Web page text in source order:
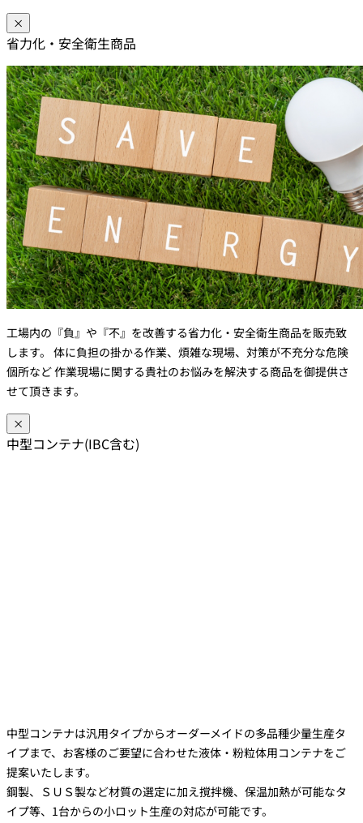
×
省力化・安全衛生商品
工場内の『負』や『不』を改善する省力化・安全衛生商品を販売致
します。 体に負担の掛かる作業、煩雑な現場、対策が不充分な危険
個所など 作業現場に関する貴社のお悩みを解決する商品を御提供さ
せて頂きます。
×
中型コンテナ(IBC含む)
中型コンテナは汎用タイプからオーダーメイドの多品種少量生産タ
イプまで、お客様のご要望に合わせた液体・粉粒体用コンテナをご
提案いたします。
鋼製、ＳＵＳ製など材質の選定に加え撹拌機、保温加熱が可能なタ
イプ等、1台からの小ロット生産の対応が可能です。